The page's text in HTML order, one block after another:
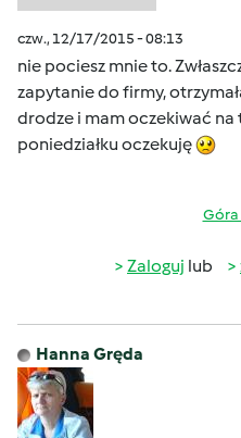
czw., 12/17/2015 - 08:13
nie pociesz mnie to.
zapytanie do firmy,
drodze i mam oczekiwać
poniedziałku oczekuję
Góra
Zaloguj lub
Hanna Gręda